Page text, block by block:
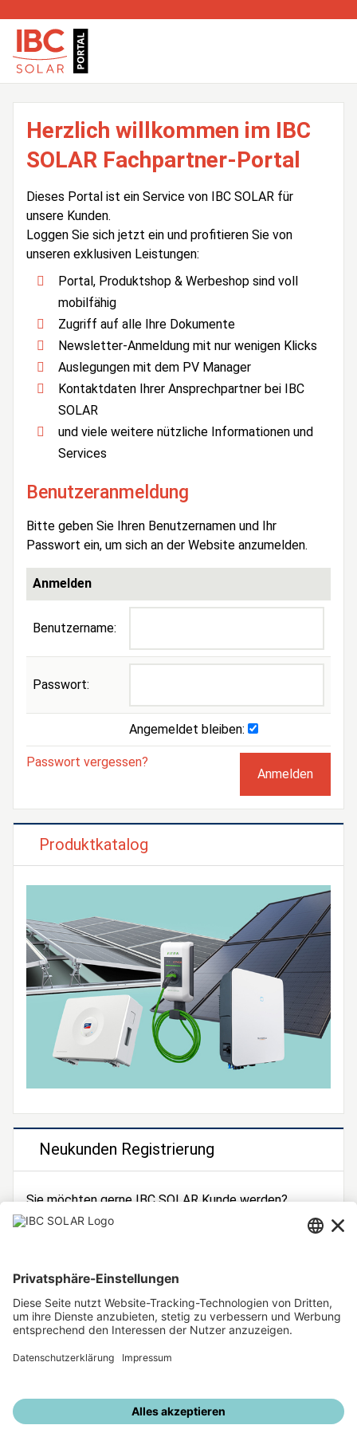
Herzlich willkommen im IBC
SOLAR Fachpartner-Portal
Dieses Portal ist ein Service von IBC SOLAR für
unsere Kunden.
Loggen Sie sich jetzt ein und profitieren Sie von
unseren exklusiven Leistungen:
Portal, Produktshop & Werbeshop sind voll
mobilfähig
Zugriff auf alle Ihre Dokumente
Newsletter-Anmeldung mit nur wenigen Klicks
Auslegungen mit dem PV Manager
Kontaktdaten Ihrer Ansprechpartner bei IBC
SOLAR
und viele weitere nützliche Informationen und
Services
Benutzeranmeldung
Bitte geben Sie Ihren Benutzernamen und Ihr
Passwort ein, um sich an der Website anzumelden.
Anmelden
Benutzername:
Passwort:
Angemeldet bleiben:
Passwort vergessen?
Produktkatalog
Neukunden Registrierung
Sie möchten gerne IBC SOLAR Kunde werden?
Dann registrieren Sie sich jetzt!
Unsere weiteren Angebote
IBC SOLAR Webseite